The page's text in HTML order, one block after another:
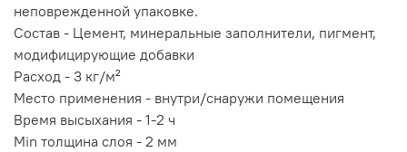
неповрежденной упаковке.
Состав - Цемент, минеральные заполнители, пигмент,
модифицирующие добавки
Расход - 3 кг/м²
Место применения - внутри/снаружи помещения
Время высыхания - 1-2 ч
Min толщина слоя - 2 мм